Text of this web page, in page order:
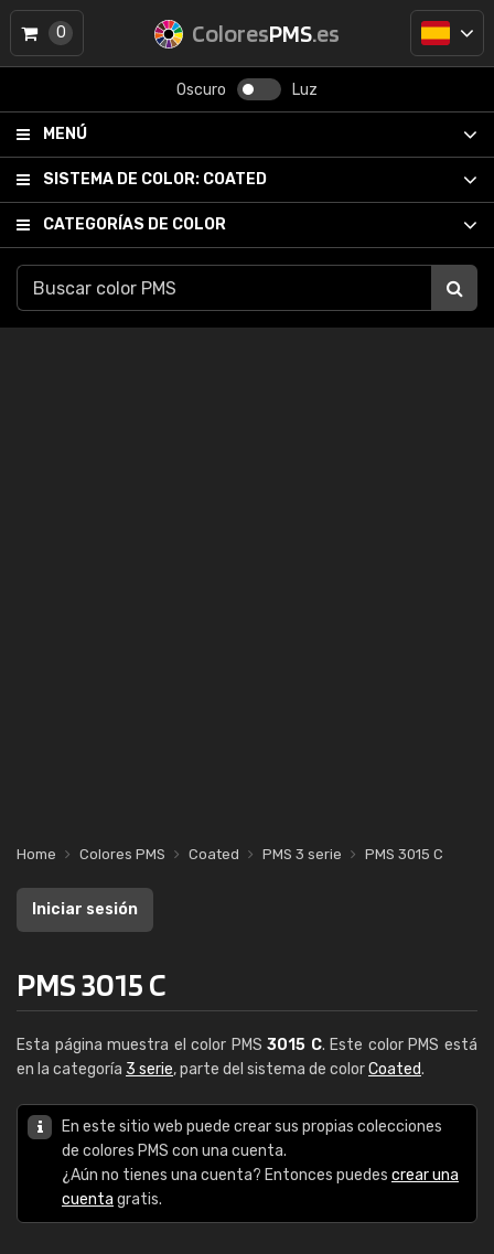
ColoresPMS.es
Oscuro Luz
MENÚ
SISTEMA DE COLOR: COATED
CATEGORÍAS DE COLOR
0
Home Colores PMS Coated PMS 3 serie PMS 3015 C
Iniciar sesión
PMS 3015 C
Esta página muestra el color PMS3015 C. Este color PMS está
en la categoría 3 serie, parte del sistema de colorCoated.
En este sitio web puede crear sus propias colecciones
de colores PMS con una cuenta.
¿Aún no tienes una cuenta? Entonces puedes crear una
cuenta gratis.